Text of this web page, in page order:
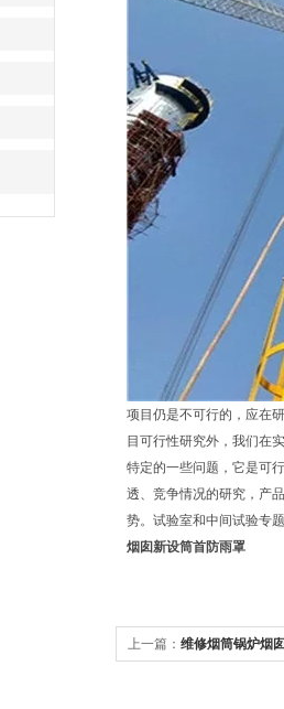
项目仍是不可行的，应在
目可行性研究外，我们在
特定的一些问题，它是可
透、竞争情况的研究，产
势。试验室和中间试验专
烟囱新设筒首防雨罩
上一篇： 维修烟筒锅炉烟